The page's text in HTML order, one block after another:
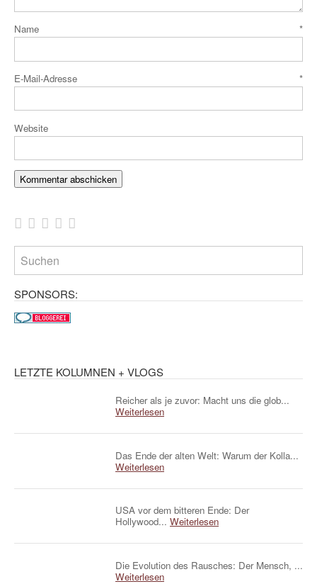
Name *
E-Mail-Adresse *
Website
SPONSORS:
LETZTE KOLUMNEN + VLOGS
Reicher als je zuvor: Macht uns die glob...
Weiterlesen
Das Ende der alten Welt: Warum der Kolla...
Weiterlesen
USA vor dem bitteren Ende: Der
Hollywood... Weiterlesen
Die Evolution des Rausches: Der Mensch, ...
Weiterlesen